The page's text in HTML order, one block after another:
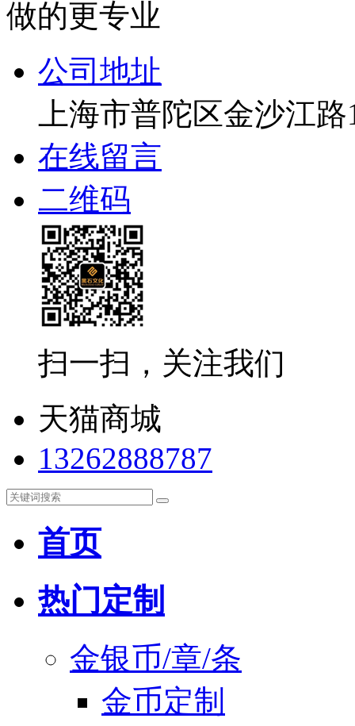
做的更专业
公司地址
上海市普陀区金沙江
在线留言
二维码
扫一扫，关注我们
天猫商城
13262888787
首页
热门定制
金银币/章/条
金币定制